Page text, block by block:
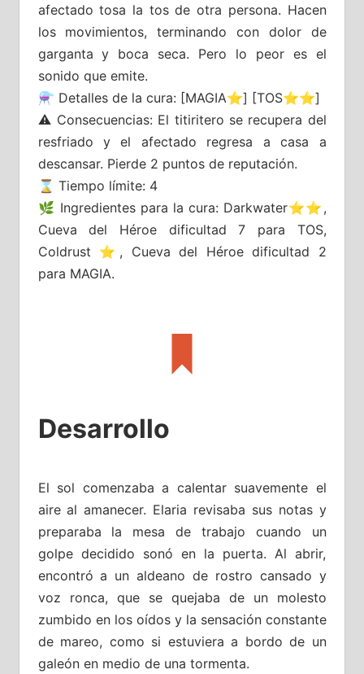
afectado tosa la tos de otra persona. Hacen
los movimientos, terminando con dolor de
garganta y boca seca. Pero lo peor es el
sonido que emite.
⚗️ Detalles de la cura: [MAGIA⭐] [TOS⭐⭐]
⚠️ Consecuencias: El titiritero se recupera del
resfriado y el afectado regresa a casa a
descansar. Pierde 2 puntos de reputación.
⌛ Tiempo límite: 4
🌿 Ingredientes para la cura: Darkwater⭐⭐,
Cueva del Héroe dificultad 7 para TOS,
Coldrust ⭐, Cueva del Héroe dificultad 2
para MAGIA.
Desarrollo
El sol comenzaba a calentar suavemente el
aire al amanecer. Elaria revisaba sus notas y
preparaba la mesa de trabajo cuando un
golpe decidido sonó en la puerta. Al abrir,
encontró a un aldeano de rostro cansado y
voz ronca, que se quejaba de un molesto
zumbido en los oídos y la sensación constante
de mareo, como si estuviera a bordo de un
galeón en medio de una tormenta.